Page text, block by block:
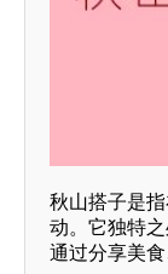
秋山搭子是
动。它独特
通过分享美